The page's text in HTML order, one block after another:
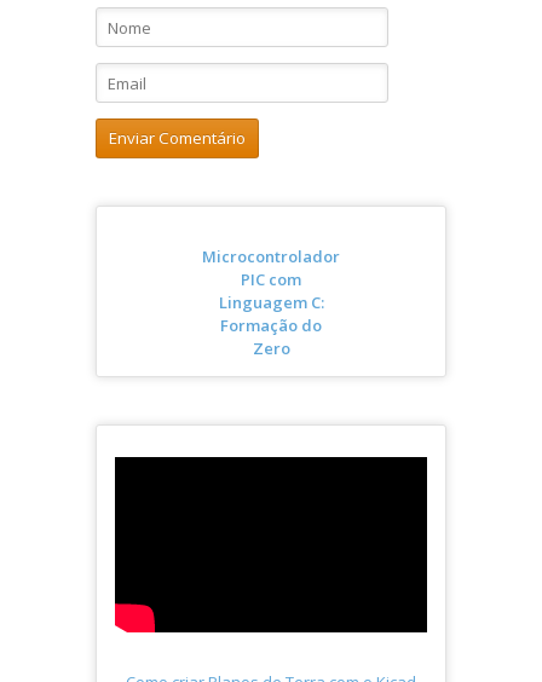
Microcontrolador
PIC com
Linguagem C:
Formação do
Zero